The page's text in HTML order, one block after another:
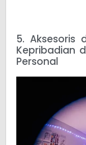
5. Aksesoris
Kepribadian
Personal